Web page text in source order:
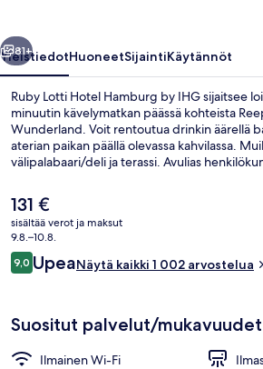
Seuraava
81+
YleistiedotHuoneetSijaintiKäytännöt
Ruby Lotti Hotel Hamburg by IHG sijaitsee
minuutin kävelymatkan päässä kohteista
Wunderland. Voit rentoutua drinkin äärellä
aterian paikan päällä olevassa kahvilassa.
välipalabaari/deli ja terassi. Avulias
sijaitsevat vain lyhyen kävelymatkan päässä:
Bahn-asema sijaitsee 3 minuutin ja
minuutin kävelymatkan päässä.
Nykyinen
hinta
on
131 €
131 €
sisältää verot ja maksut
9.8.–10.8.
Arvostelut
9,09,0 kautta 10.
UpeaNäytä kaikki 1 002 arvostelua
Suositut palvelut/mukavuudet
Ilmainen Wi-Fi